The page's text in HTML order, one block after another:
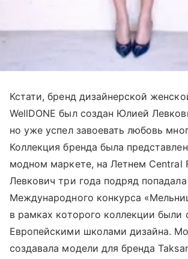
Кстати, бренд дизайнерской
WellDONE был создан Юлией
но уже успел завоевать любовь
Коллекция бренда была
модном маркете, на Летнем Central
Левкович три года подряд
Международного конкурса
в рамках которого коллекции были
Европейскими школами дизайна.
создавала модели для бренда